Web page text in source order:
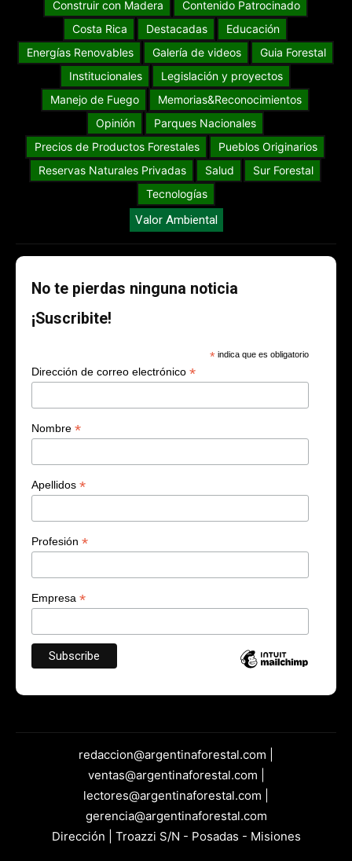
Construir con Madera
Contenido Patrocinado
Costa Rica
Destacadas
Educación
Energías Renovables
Galería de videos
Guia Forestal
Institucionales
Legislación y proyectos
Manejo de Fuego
Memorias&Reconocimientos
Opinión
Parques Nacionales
Precios de Productos Forestales
Pueblos Originarios
Reservas Naturales Privadas
Salud
Sur Forestal
Tecnologías
Valor Ambiental
No te pierdas ninguna noticia
¡Suscribite!
* indica que es obligatorio
Dirección de correo electrónico *
Nombre *
Apellidos *
Profesión *
Empresa *
redaccion@argentinaforestal.com |
ventas@argentinaforestal.com |
lectores@argentinaforestal.com |
gerencia@argentinaforestal.com
Dirección | Troazzi S/N - Posadas - Misiones